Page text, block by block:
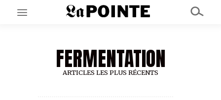
EN CE MOMENT
GRAND ANGLE
AU LARGE
FERMENTATION
ARTICLES LES PLUS RÉCENTS